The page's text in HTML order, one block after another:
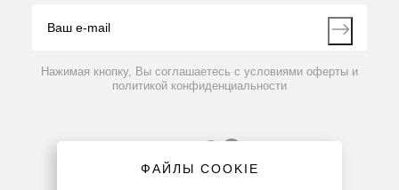
Контакты
Нажимая кнопку, Вы соглашаетесь с условиями оферты и
политикой конфиденциальности
ФАЙЛЫ COOKIE